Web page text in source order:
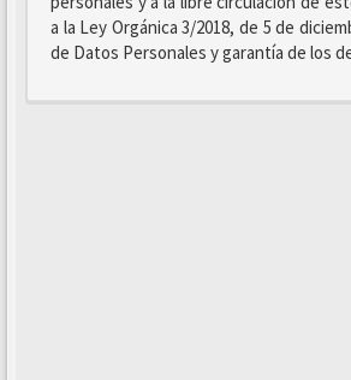
a la Ley Orgánica 3/2018, de 5 de
de Datos Personales y garantía de los